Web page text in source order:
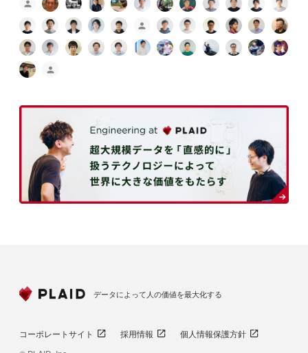
データによって人の価値を最大化する
コーポレートサイト 採用情報
個人情報保護方針